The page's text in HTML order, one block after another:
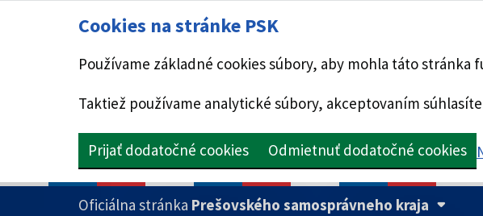
Cookies na stránke PSK
Používame základné cookies súbory, aby mohla táto stránka
Taktiež používame analytické súbory, akceptovaním
Prijať dodatočné cookies Odmietnuť dodatočné cookies
PRESKOČIŤ NA HLAVNÝ OBSAH
Oficiálna stránka Prešovského samosprávneho kraja